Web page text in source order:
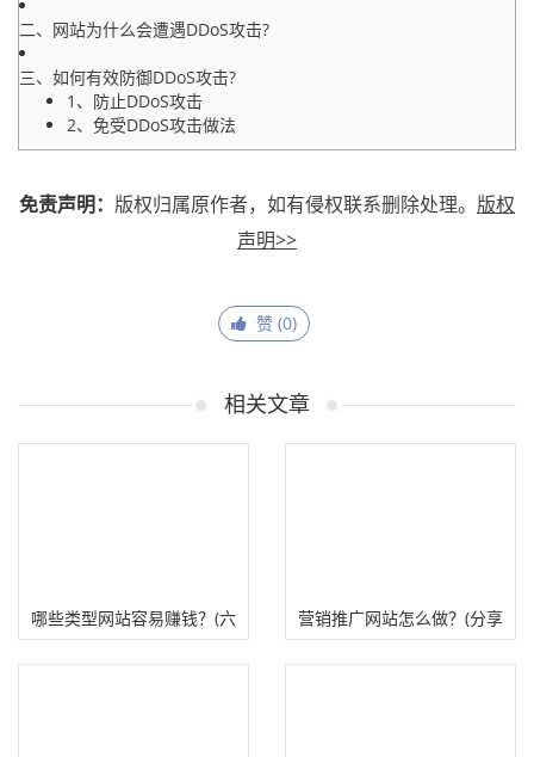
二、网站为什么会遭遇DDoS攻击?
三、如何有效防御DDoS攻击?
1、防止DDoS攻击
2、免受DDoS攻击做法
免责声明： 版权归属原作者，如有侵权联系删除处理。 版权
声明>>
赞 (0)
相关文章
哪些类型网站容易赚钱？(六
类长期有流量的网站）
营销推广网站怎么做？(分享
3个营销网站推广方法)